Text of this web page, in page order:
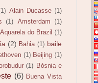
Alain Ducasse (1)
(1) Amsterdam (1)
Aquarela do Brazil (1)
(2) Bahia (1) baile
(1) Beijing (1)
(1) Bósnia e
(6) Buena Vista